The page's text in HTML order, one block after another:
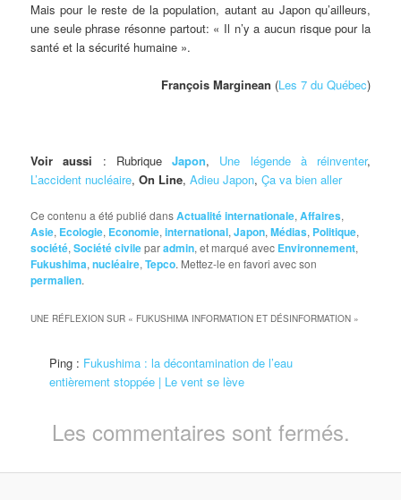
Mais pour le reste de la population, autant au Japon qu’ailleurs,
une seule phrase résonne partout: « Il n’y a aucun risque pour la
santé et la sécurité humaine ».
François Marginean (Les 7 du Québec)
Voir aussi : RubriqueJapon, Une légende à réinventer,
L’accident nucléaire,On Line,Adieu Japon,Ça va bien aller
Ce contenu a été publié dansActualité internationale,Affaires,
Asie, Ecologie, Economie,international,Japon,Médias, Politique,
société,Société civileparadmin, et marqué avec Environnement,
Fukushima,nucléaire,Tepco. Mettez-le en favori avec son
permalien.
UNE RÉFLEXION SUR « FUKUSHIMA INFORMATION ET DÉSINFORMATION »
Ping : Fukushima : la décontamination de l’eau
entièrement stoppée | Le vent se lève
Les commentaires sont fermés.